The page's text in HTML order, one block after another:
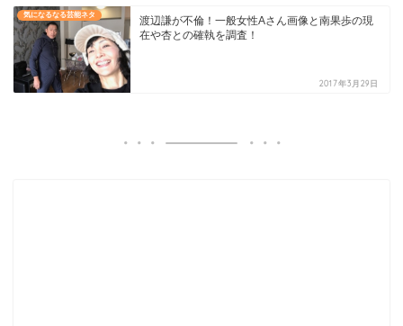
気になるなる芸能ネタ
渡辺謙が不倫！一般女性Aさん画像と南果歩の現
在や杏との確執を調査！
2017年3月29日